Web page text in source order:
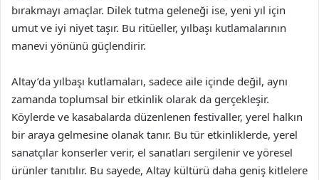
bırakmayı amaçlar. Dilek tutma geleneği ise, yeni yıl için
umut ve iyi niyet taşır. Bu ritüeller, yılbaşı kutlamalarının
manevi yönünü güçlendirir.
Altay’da yılbaşı kutlamaları, sadece aile içinde değil, aynı
zamanda toplumsal bir etkinlik olarak da gerçekleşir.
Köylerde ve kasabalarda düzenlenen festivaller, yerel halkın
bir araya gelmesine olanak tanır. Bu tür etkinliklerde, yerel
sanatçılar konserler verir, el sanatları sergilenir ve yöresel
ürünler tanıtılır. Bu sayede, Altay kültürü daha geniş kitlelere